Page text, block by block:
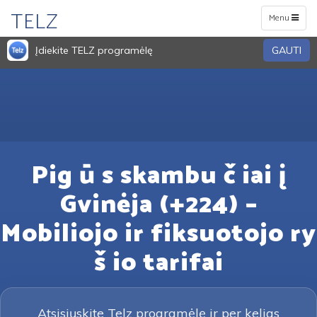
Toggle
navigation
Menu
TELZ
Įdiekite TELZ programėlę GAUTI
Pig ū s skambu č iai į
Gvinėja (+224) –
Mobiliojo ir fiksuotojo ry
š io tarifai
Atsisiųskite Telz programėlę ir per kelias